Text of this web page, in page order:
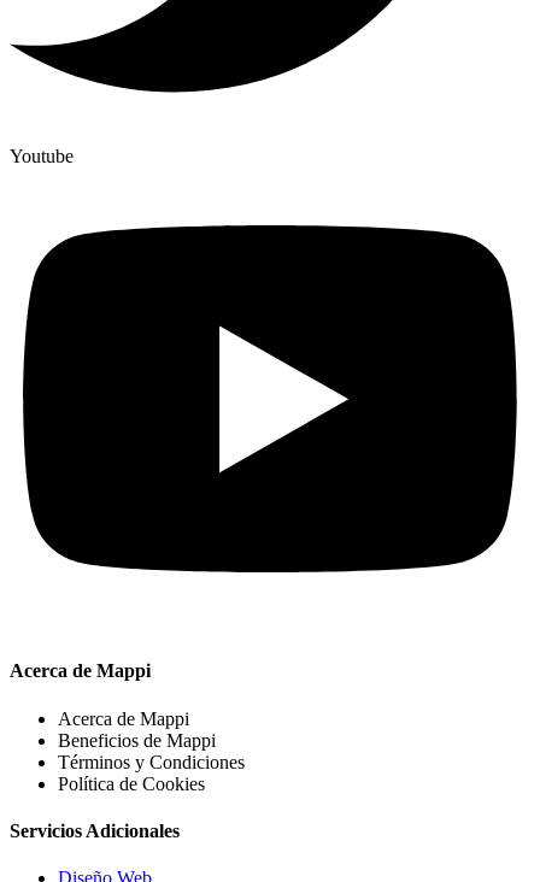
Youtube
Acerca de Mappi
Acerca de Mappi
Beneficios de Mappi
Términos y Condiciones
Política de Cookies
Servicios Adicionales